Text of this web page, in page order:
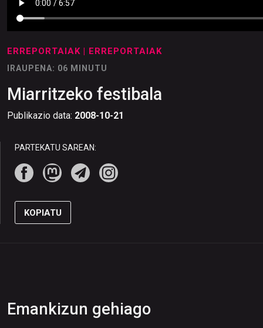
ERREPORTAIAK | ERREPORTAIAK
IRAUPENA: 06 MINUTU
Miarritzeko festibala
Publikazio data: 2008-10-21
PARTEKATU SAREAN:
KOPIATU
Emankizun gehiago